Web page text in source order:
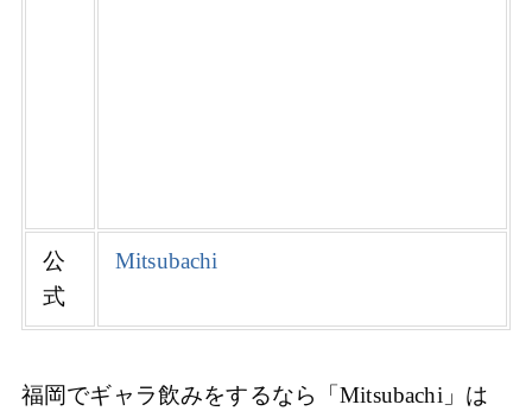
公
式
Mitsubachi
福岡でギャラ飲みをするなら「Mitsubachi」は